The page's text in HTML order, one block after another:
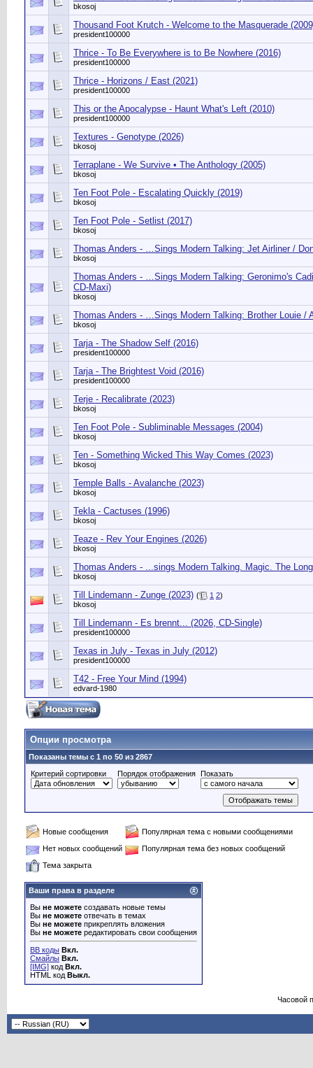
bkosoj
Thousand Foot Krutch - Welcome to the Masquerade
president100000
Thrice - To Be Everywhere is to Be Nowhere (2016)
president100000
Thrice - Horizons / East (2021)
president100000
This or the Apocalypse - Haunt What's Left (2010)
president100000
Textures - Genotype (2026)
bkosoj
Terraplane - We Survive • The Anthology (2005)
bkosoj
Ten Foot Pole - Escalating Quickly (2019)
bkosoj
Ten Foot Pole - Setlist (2017)
bkosoj
Thomas Anders - …Sings Modern Talking: Jet Airliner /
bkosoj
Thomas Anders - …Sings Modern Talking: Geronimo's
CD-Maxi)
bkosoj
Thomas Anders - …Sings Modern Talking: Brother Louie /
bkosoj
Tarja - The Shadow Self (2016)
president100000
Tarja - The Brightest Void (2016)
president100000
Terje - Recalibrate (2023)
bkosoj
Ten Foot Pole - Subliminable Messages (2004)
bkosoj
Ten - Something Wicked This Way Comes (2023)
bkosoj
Temple Balls - Avalanche (2023)
bkosoj
Tekla - Cactuses (1996)
bkosoj
Teaze - Rev Your Engines (2026)
bkosoj
Thomas Anders - ...sings Modern Talking. Magic. The
bkosoj
Till Lindemann - Zunge (2023) ( 1 2)
bkosoj
Till Lindemann - Es brennt... (2026, CD-Single)
president100000
Texas in July - Texas in July (2012)
president100000
T42 - Free Your Mind (1994)
edvard-1980
Опции просмотра
Показаны темы с 1 по 50 из 2867
Критерий сортировки
Порядок отображения Показать
Новые сообщения
Популярная тема с новыми сообщениями
Нет новых сообщений
Популярная тема без новых сообщений
Тема закрыта
Ваши права в разделе
Вы не можете создавать новые темы
Вы не можете отвечать в темах
Вы не можете прикреплять вложения
Вы не можете редактировать свои сообщения
BB коды Вкл.
Смайлы Вкл.
[IMG] код Вкл.
HTML код Выкл.
Часовой